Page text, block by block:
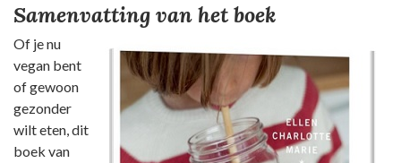
Samenvatting van het boek
Of je nu
vegan bent
of gewoon
gezonder
wilt eten, dit
boek van